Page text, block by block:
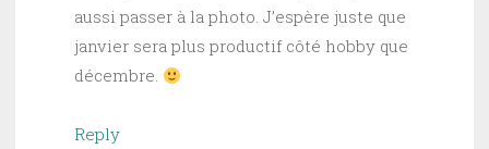
aussi passer à la photo. J’espère juste que
janvier sera plus productif côté hobby que
décembre.
Reply